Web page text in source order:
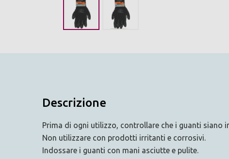
Descrizione
Prima di ogni utilizzo, controllare che i guanti
Non utilizzare con prodotti irritanti e corrosivi.
Indossare i guanti con mani asciutte e pulite.